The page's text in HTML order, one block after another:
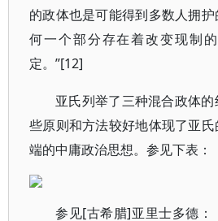
的政体也是可能得到多数人拥
何一个部分存在着改变现制
定。”[12]
亚氏列举了三种混合政体
些原则和方法较好地体现了亚
端的中庸政治思想。参见下表：
参见[古希腊]亚里士多德：